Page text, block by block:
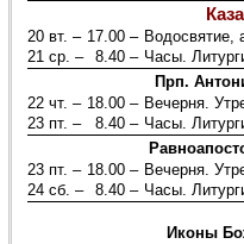
20 вт. – 17.00 – Водосвятие,
21 ср. –
8.40 – Часы.
Прп.
22 чт. – 18.00 – Вечерня.
23 пт. –
8.40 – Часы.
23 пт. – 18.00 – Вечерня.
24 сб. –
8.40 – Часы.
Иконы